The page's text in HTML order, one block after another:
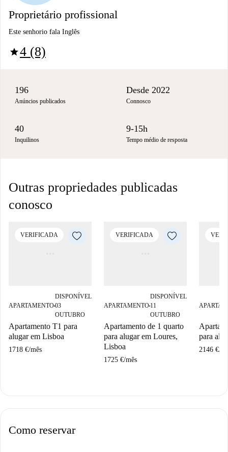
Proprietário profissional
Este senhorio fala Inglês
star4 (8)
196
Anúncios publicados
Desde 2022
Connosco
40
Inquilinos
9-15h
Tempo médio de resposta
Outras propriedades publicadas
conosco
VERIFICADA
APARTAMENTO■
DISPONÍVEL
03
OUTUBRO
Apartamento T1 para
alugar em Lisboa
1718 €/mês
VERIFICADA
APARTAMENTO■
DISPONÍVEL
11
OUTUBRO
Apartamento de 1 quarto
para alugar em Loures,
Lisboa
1725 €/mês
para
2146 €/
Como reservar